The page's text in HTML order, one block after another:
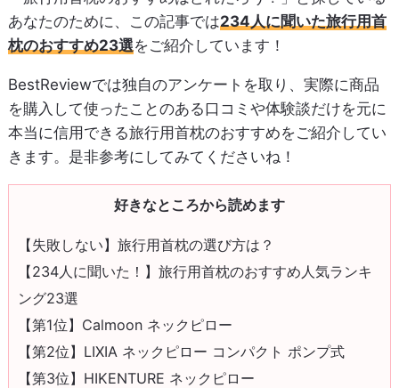
あなたのために、この記事では234人に聞いた旅行用首
枕のおすすめ23選をご紹介しています！
BestReviewでは独自のアンケートを取り、実際に商品
を購入して使ったことのある口コミや体験談だけを元に
本当に信用できる旅行用首枕のおすすめをご紹介してい
きます。是非参考にしてみてくださいね！
好きなところから読めます
【失敗しない】旅行用首枕の選び方は？
【234人に聞いた！】旅行用首枕のおすすめ人気ランキ
ング23選
【第1位】Calmoon ネックピロー
【第2位】LIXIA ネックピロー コンパクト ポンプ式
【第3位】HIKENTURE ネックピロー